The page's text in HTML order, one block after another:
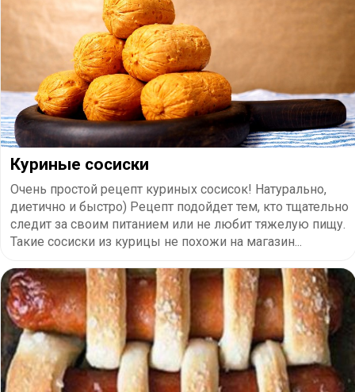
Куриные сосиски
Очень простой рецепт куриных сосисок! Натурально,
диетично и быстро) Рецепт подойдет тем, кто тщательно
следит за своим питанием или не любит тяжелую пищу.
Такие сосиски из курицы не похожи на магазин...